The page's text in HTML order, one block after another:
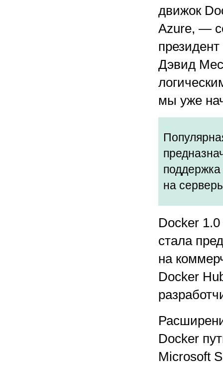
движок
Azure, —
Дэвид
мы уже
поддержка
на
Docker
стала
на
Docker
Docker
Microsoft